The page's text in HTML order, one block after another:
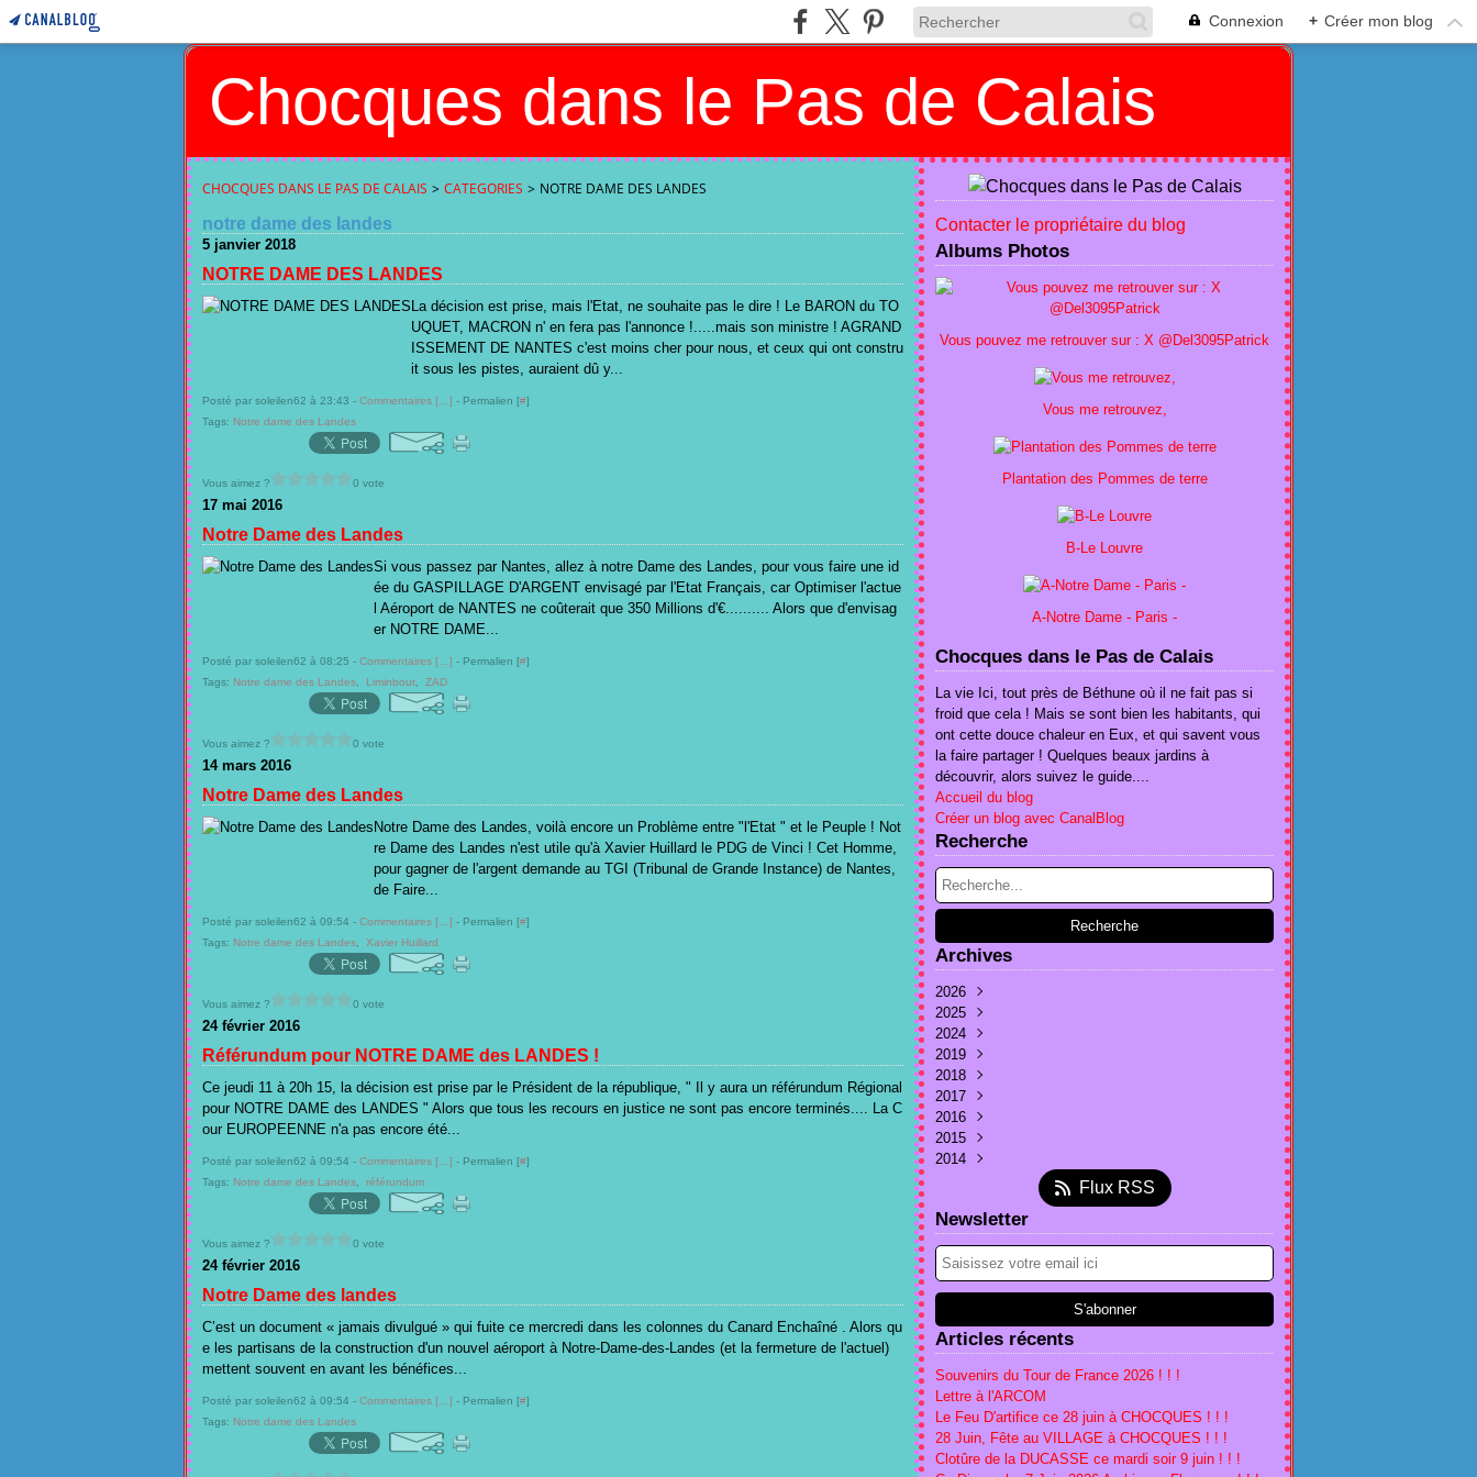
Connexion + Créer mon blog
Chocques dans le Pas de Calais
CHOCQUES DANS LE PAS DE CALAIS > CATEGORIES > NOTRE DAME DES LANDES
notre dame des landes
5 janvier 2018
NOTRE DAME DES LANDES
La décision est prise, mais l'Etat, ne souhaite pas le dire ! Le BARON du TO
UQUET, MACRON n' en fera pas l'annonce !.....mais son ministre ! AGRAND
ISSEMENT DE NANTES c'est moins cher pour nous, et ceux qui ont constru
it sous les pistes, auraient dû y...
Posté par soleilen62 à 23:43 - Commentaires [ ] - Permalien [#]
Tags: Notre dame des Landes
Vous aimez ? 0 vote
17 mai 2016
Notre Dame des Landes
Si vous passez par Nantes, allez à notre Dame des Landes, pour vous faire une id
ée du GASPILLAGE D'ARGENT envisagé par l'Etat Français, car Optimiser l'actue
l Aéroport de NANTES ne coûterait que 350 Millions d'€.......... Alors que d'envisag
er NOTRE DAME...
Posté par soleilen62 à 08:25 - Commentaires [ ] - Permalien [#]
Tags: Notre dame des Landes Liminbout ZAD
Vous aimez ? 0 vote
14 mars 2016
Notre Dame des Landes
Notre Dame des Landes, voilà encore un Problème entre "l'Etat " et le Peuple ! Not
re Dame des Landes n'est utile qu'à Xavier Huillard le PDG de Vinci ! Cet Homme,
pour gagner de l'argent demande au TGI (Tribunal de Grande Instance) de Nantes,
de Faire...
Posté par soleilen62 à 09:54 - Commentaires [ ] - Permalien [#]
Tags: Notre dame des Landes Xavier Huillard
Vous aimez ? 0 vote
24 février 2016
Référundum pour NOTRE DAME des LANDES !
Ce jeudi 11 à 20h 15, la décision est prise par le Président de la république, " Il y aura un référundum Régional
pour NOTRE DAME des LANDES " Alors que tous les recours en justice ne sont pas encore terminés.... La C
our EUROPEENNE n'a pas encore été...
Posté par soleilen62 à 09:54 - Commentaires [ ] - Permalien [#]
Tags: Notre dame des Landes référundum
Vous aimez ? 0 vote
24 février 2016
Notre Dame des landes
C’est un document « jamais divulgué » qui fuite ce mercredi dans les colonnes du Canard Enchaîné . Alors qu
e les partisans de la construction d'un nouvel aéroport à Notre-Dame-des-Landes (et la fermeture de l'actuel)
mettent souvent en avant les bénéfices...
Posté par soleilen62 à 09:54 - Commentaires [ ] - Permalien [#]
Tags: Notre dame des Landes
Contacter le propriétaire du blog
Albums Photos
Vous pouvez me retrouver sur : X @Del3095Patrick
Vous me retrouvez,
Plantation des Pommes de terre
B-Le Louvre
A-Notre Dame - Paris -
Chocques dans le Pas de Calais
La vie Ici, tout près de Béthune où il ne fait pas si
froid que cela ! Mais se sont bien les habitants, qui
ont cette douce chaleur en Eux, et qui savent vous
la faire partager ! Quelques beaux jardins à
découvrir, alors suivez le guide....
Accueil du blog
Créer un blog avec CanalBlog
Recherche
Archives
2026
Juillet
Juin
Mai(5)
Avril
Mars
Février
Janvier
2025
Novembre
Juin
Mai(4)
Avril
Mars
2024
Septembre
Juillet
2019
Décembre
Janvier
2018
Décembre
Novembre
Janvier
2017
Septembre
Mai(1)
Mars
2016
Octobre
Septembre
Avril(1)
Mars(2)
Février(5)
Janvier(5)
2015
Décembre
(2)
Septembre(3)
Août(1)
Juillet(3)
Juin(2)
2014
(1)
Mai(18)
Avril(16)
Mars(2)
Flux RSS
Newsletter
Articles récents
Souvenirs du Tour de France 2026 ! ! !
Lettre à l'ARCOM
Le Feu D'artifice ce 28 juin à CHOCQUES ! ! !
28 Juin, Fête au VILLAGE à CHOCQUES ! ! !
Clotûre de la DUCASSE ce mardi soir 9 juin ! ! !